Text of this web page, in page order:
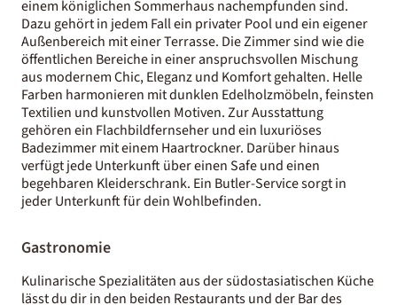
einem königlichen Sommerhaus nachempfunden sind.
Dazu gehört in jedem Fall ein privater Pool und ein eigener
Außenbereich mit einer Terrasse. Die Zimmer sind wie die
öffentlichen Bereiche in einer anspruchsvollen Mischung
aus modernem Chic, Eleganz und Komfort gehalten. Helle
Farben harmonieren mit dunklen Edelholzmöbeln, feinsten
Textilien und kunstvollen Motiven. Zur Ausstattung
gehören ein Flachbildfernseher und ein luxuriöses
Badezimmer mit einem Haartrockner. Darüber hinaus
verfügt jede Unterkunft über einen Safe und einen
begehbaren Kleiderschrank. Ein Butler-Service sorgt in
jeder Unterkunft für dein Wohlbefinden.
Gastronomie
Kulinarische Spezialitäten aus der südostasiatischen Küche
lässt du dir in den beiden Restaurants und der Bar des